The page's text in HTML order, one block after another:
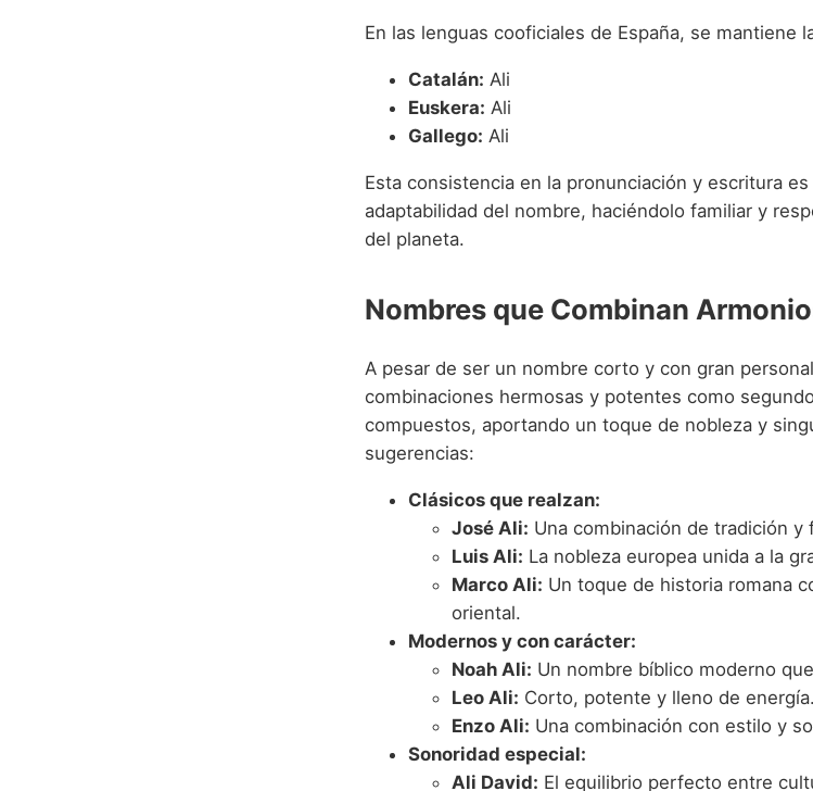
En las lenguas cooficiales de España, se mantiene
Catalán: Ali
Euskera: Ali
Gallego: Ali
Esta consistencia en la pronunciación y escritura
adaptabilidad del nombre, haciéndolo familiar y
del planeta.
Nombres que Combinan
A pesar de ser un nombre corto y con gran
combinaciones hermosas y potentes como
compuestos, aportando un toque de nobleza y
sugerencias:
Clásicos que realzan:
José Ali: Una combinación de tradición y
Luis Ali: La nobleza europea unida a la
Marco Ali: Un toque de historia romana
oriental.
Modernos y con carácter:
Noah Ali: Un nombre bíblico moderno
Leo Ali: Corto, potente y lleno de energía.
Enzo Ali: Una combinación con estilo y
Sonoridad especial:
Ali David: El equilibrio perfecto entre